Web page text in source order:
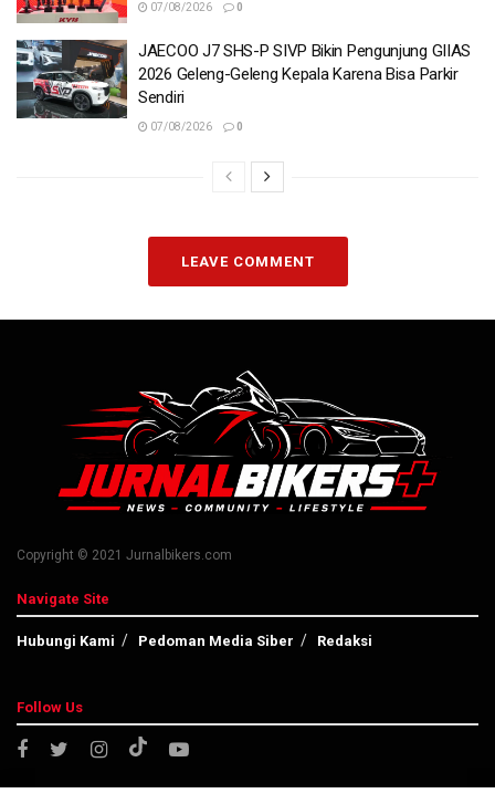
07/08/2026 0
JAECOO J7 SHS-P SIVP Bikin Pengunjung GIIAS
2026 Geleng-Geleng Kepala Karena Bisa Parkir
Sendiri
07/08/2026 0
LEAVE COMMENT
Copyright © 2021 Jurnalbikers.com
Navigate Site
Hubungi Kami Pedoman Media Siber Redaksi
Follow Us